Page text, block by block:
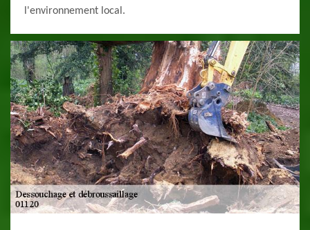
l'environnement local.